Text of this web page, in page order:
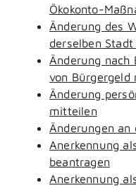
Ökokonto-
Änderung des
derselben
Änderung nach
von Bürgergeld
Änderung
mitteilen
Änderungen an
Anerkennung
beantragen
Anerkennung